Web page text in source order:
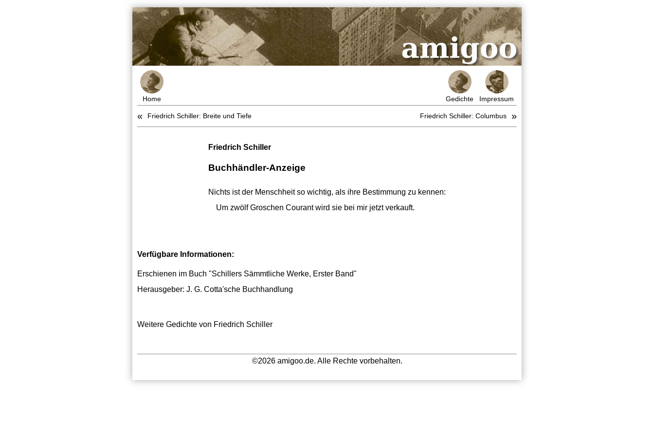
Home Gedichte Impressum
« Friedrich Schiller: Breite und Tiefe Friedrich Schiller: Columbus »
Friedrich Schiller
Buchhändler-Anzeige
Nichts ist der Menschheit so wichtig, als ihre Bestimmung zu kennen:
Um zwölf Groschen Courant wird sie bei mir jetzt verkauft.
Verfügbare Informationen:
Erschienen im Buch "Schillers Sämmtliche Werke, Erster Band"
Herausgeber: J. G. Cotta'sche Buchhandlung
Weitere Gedichte von Friedrich Schiller
©2026 amigoo.de. Alle Rechte vorbehalten.